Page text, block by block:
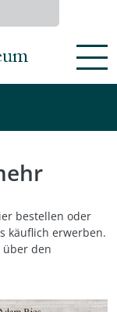
Menü
bestellen oder
käuflich erwerben.
über den